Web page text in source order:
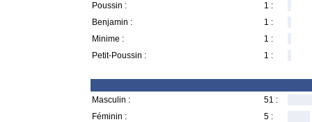
Poussin :
1 :
Benjamin :
1 :
Minime :
1 :
Petit-Poussin :
1 :
Masculin :
51 :
Féminin :
5 :